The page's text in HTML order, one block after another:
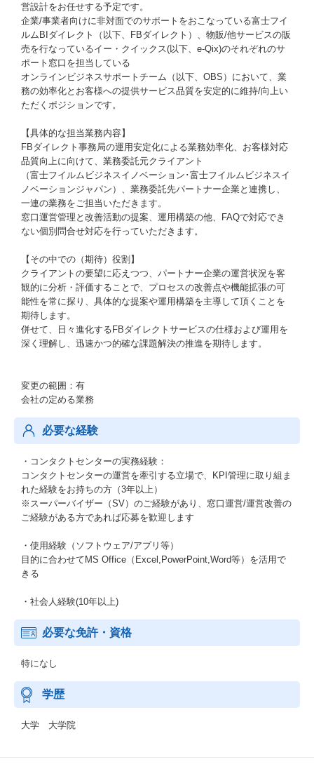
営設計をお任せする予定です。
企業/事業者向けに非対面でのサポートをおこなっている富士フイ
ルムBIダイレクト（以下、FBダイレクト）、物販/他サービスの販
売を行なっているイー・クイックス(以下、e-Qix)のそれぞれのサ
ポート窓口を担当している
オンラインビジネスサポートチーム（以下、OBS）において、業
務の効率化とお客様への提供サービス品質を安定的に維持/向上い
ただくポジションです。
【具体的な担当業務内容】
FBダイレクト事務局の運用安定化による業務効率化、お客様対応
品質向上に向けて、業務委託元クライアント
（富士フイルムビジネスイノベーション･富士フイルムビジネスイ
ノベーションジャパン）、業務委託先パートナー企業と連携し、
一連の業務をご担当いただきます。
窓口運営管理と改善活動の提案、運用構築の他、FAQで対応でき
ない個別問合せ対応を行っていただきます。
【その中での（期待）役割】
クライアントの要望に応えつつ、パートナー企業の運営状況を客
観的に分析・評価することで、プロセスの改善点や機能拡張の可
能性を常に探り、具体的な提案や運用構築を主導して頂くことを
期待します。
併せて、日々進化するFBダイレクトサービスの仕様および運用を
深く理解し、迅速かつ的確な課題解決の推進を期待します。
変更の範囲：有
会社の定める業務
必要な経験
・コンタクトセンターの実務経験：
コンタクトセンターの運営を牽引する立場で、KPI管理に取り組ま
れた経験をお持ちの方（3年以上）
※スーパーバイザー（SV）のご経験があり、窓口運営/運営改善の
ご経験がある方であれば応募を歓迎します
・使用経験（ソフトウェア/アプリ等）
目的に合わせてMS Office（Excel,PowerPoint,Word等）を活用で
きる
・社会人経験(10年以上)
必要な免許・資格
特になし
学歴
大学 大学院